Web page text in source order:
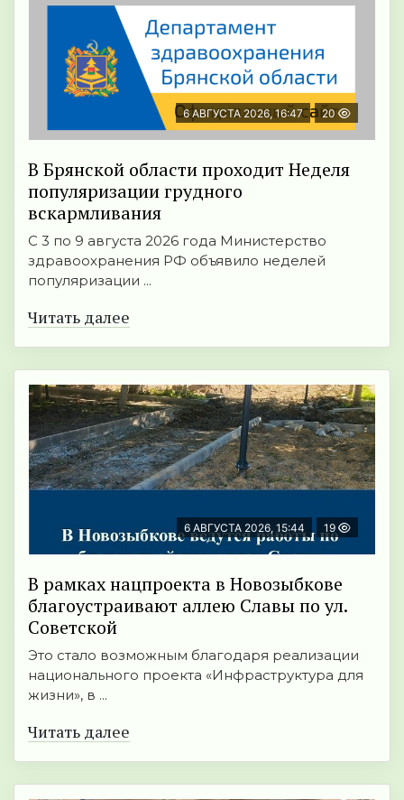
6 АВГУСТА 2026, 16:47 20
В Брянской области проходит Неделя
популяризации грудного
вскармливания
С 3 по 9 августа 2026 года Министерство
здравоохранения РФ объявило неделей
популяризации ...
Читать далее
6 АВГУСТА 2026, 15:44 19
В рамках нацпроекта в Новозыбкове
благоустраивают аллею Славы по ул.
Советской
Это стало возможным благодаря реализации
национального проекта «Инфраструктура для
жизни», в ...
Читать далее